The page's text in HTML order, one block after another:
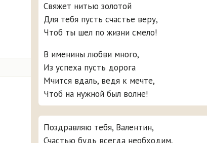
Свяжет нитью золотой
Для тебя пусть счастье веру,
Чтоб ты шел по жизни смело!
В именины любви много,
Из успеха пусть дорога
Мчится вдаль, ведя к мечте,
Чтоб на нужной был волне!
Поздравляю тебя, Валентин,
Счастью будь всегда необходим,